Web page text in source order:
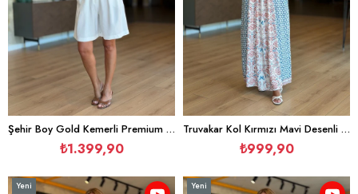
Şehir Boy Gold Kemerli Premium Beyaz Şort
₺1.399,90
Truvakar Kol Kırmızı Mavi Desenli Maxi Elbise
₺999,90
Yeni
Yeni